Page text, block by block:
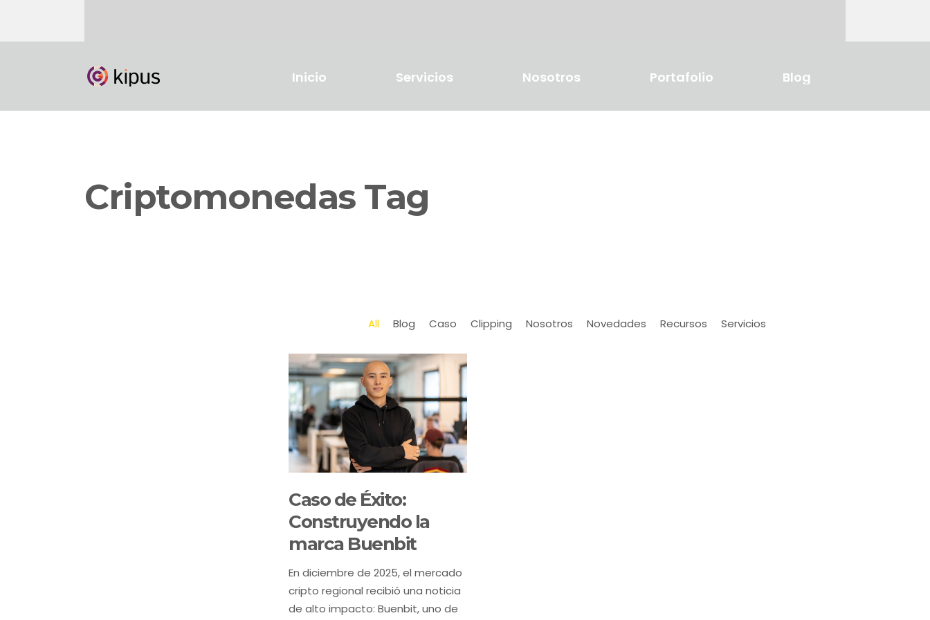
Inicio Servicios Nosotros Portafolio Blog
Criptomonedas Tag
All Blog Caso Clipping Nosotros Novedades Recursos Servicios
Caso de Éxito:
Construyendo la
marca Buenbit
En diciembre de 2025, el mercado
cripto regional recibió una noticia
de alto impacto: Buenbit, uno de